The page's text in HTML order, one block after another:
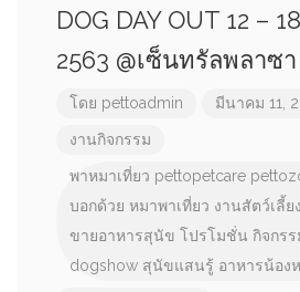
DOG DAY OUT 12 –
2563 @เซ็นทรัลพลาซ
โดย pettoadmin มีนาคม 11,
งานกิจกรรม
พาหมาเที่ยว pettopetcare
บอกด้วย หมาพาเที่ยว งานสัตว์เลี้ยง
ขายอาหารสุนัข โปรโมชั่น กิจกร
dogshow สุนัขแสนรู้ อาหารน้อง